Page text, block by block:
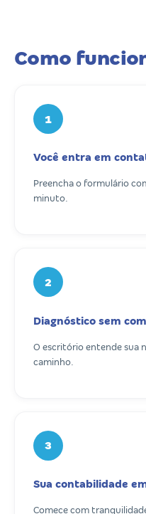
Como
1
Você entra em
Preencha o formulário
minuto.
2
Diagnóstico sem
O escritório entende sua
caminho.
3
Sua contabilidade
Comece com